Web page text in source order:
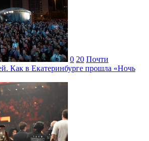
0 20 Почти
Как в Екатеринбурге прошла «Ночь